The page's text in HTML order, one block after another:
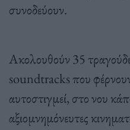
συνοδεύουν.
Ακολουθούν 35
soundtracks που
αυτοστιγμεί, στο νου
αξιομνημόνευτες